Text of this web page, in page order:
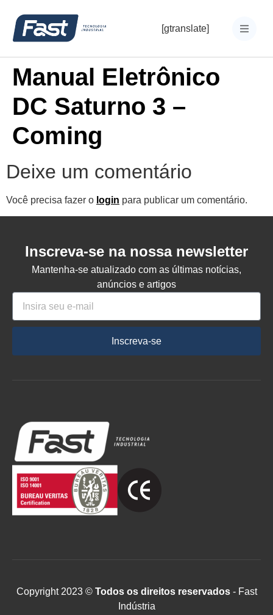
[gtranslate]
Manual Eletrônico
DC Saturno 3 –
Coming
Deixe um comentário
Você precisa fazer o login para publicar um comentário.
Inscreva-se na nossa newsletter
Mantenha-se atualizado com as últimas notícias,
anúncios e artigos
Inscreva-se
Copyright 2023 ©Todos os direitos reservados- Fast
Indústria